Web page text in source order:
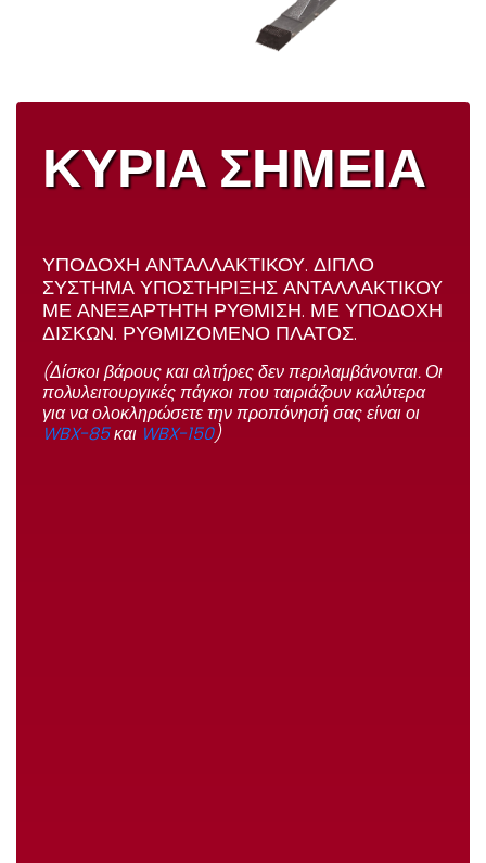
ΚΥΡΙΑ ΣΗΜΕΙΑ
ΥΠΟΔΟΧΗ ΑΝΤΑΛΛΑΚΤΙΚΟΥ. ΔΙΠΛΟ
ΣΥΣΤΗΜΑ ΥΠΟΣΤΗΡΙΞΗΣ ΑΝΤΑΛΛΑΚΤΙΚΟΥ
ΜΕ ΑΝΕΞΑΡΤΗΤΗ ΡΥΘΜΙΣΗ. ΜΕ ΥΠΟΔΟΧΗ
ΔΙΣΚΩΝ. ΡΥΘΜΙΖΟΜΕΝΟ ΠΛΑΤΟΣ.
(Δίσκοι βάρους και αλτήρες δεν περιλαμβάνονται. Οι
πολυλειτουργικές πάγκοι που ταιριάζουν καλύτερα
για να ολοκληρώσετε την προπόνησή σας είναι οι
WBX-85και WBX-150)